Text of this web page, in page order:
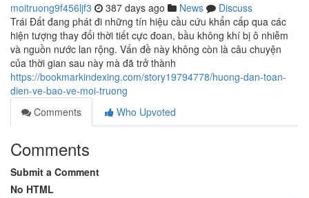
moitruong9f456ljf3 387 days ago News
Discuss
Trái Đất đang phát đi những tín hiệu cầu cứu khẩn cấp qua các
hiện tượng thay đổi thời tiết cực đoan, bầu không khí bị ô nhiễm
và nguồn nước lan rộng. Vấn đề này không còn là câu chuyện
của thời gian sau này mà đã trở thành
https://bookmarkindexing.com/story19794778/huong-dan-toan-
dien-ve-bao-ve-moi-truong
Comments
Who Upvoted
Comments
Submit a Comment
No HTML